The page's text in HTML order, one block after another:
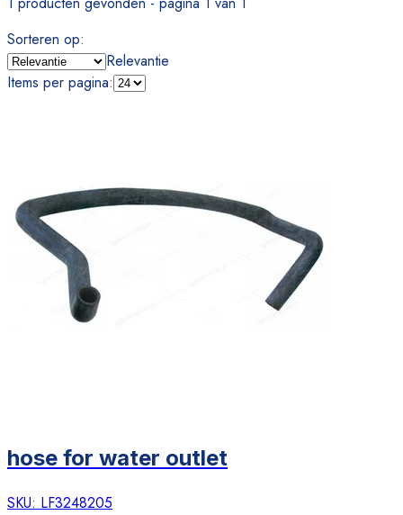
Sorteren op:
Relevantie
Items per pagina:
hose for water outlet
SKU: LF3248205